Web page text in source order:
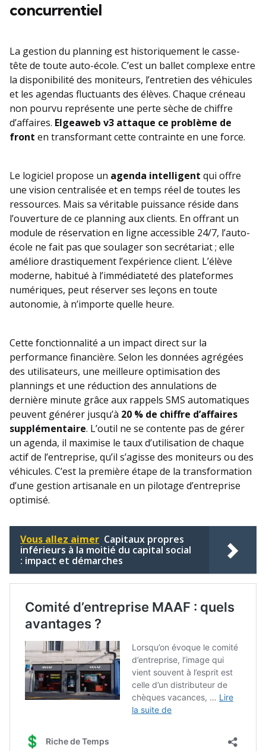
concurrentiel
La gestion du planning est historiquement le casse-
tête de toute auto-école. C’est un ballet complexe entre
la disponibilité des moniteurs, l’entretien des véhicules
et les agendas fluctuants des élèves. Chaque créneau
non pourvu représente une perte sèche de chiffre
d’affaires. Elgeaweb v3 attaque ce problème de
front en transformant cette contrainte en une force.
Le logiciel propose un agenda intelligent qui offre
une vision centralisée et en temps réel de toutes les
ressources. Mais sa véritable puissance réside dans
l’ouverture de ce planning aux clients. En offrant un
module de réservation en ligne accessible 24/7, l’auto-
école ne fait pas que soulager son secrétariat ; elle
améliore drastiquement l’expérience client. L’élève
moderne, habitué à l’immédiateté des plateformes
numériques, peut réserver ses leçons en toute
autonomie, à n’importe quelle heure.
Cette fonctionnalité a un impact direct sur la
performance financière. Selon les données agrégées
des utilisateurs, une meilleure optimisation des
plannings et une réduction des annulations de
dernière minute grâce aux rappels SMS automatiques
peuvent générer jusqu’à 20 % de chiffre d’affaires
supplémentaire. L’outil ne se contente pas de gérer
un agenda, il maximise le taux d’utilisation de chaque
actif de l’entreprise, qu’il s’agisse des moniteurs ou des
véhicules. C’est la première étape de la transformation
d’une gestion artisanale en un pilotage d’entreprise
optimisé.
Vous allez aimer Capitaux propres
inférieurs à la moitié du capital social
: impact et démarches